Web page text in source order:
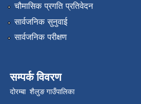
चौमासिक प्रगति प्रतिवेदन
सार्वजनिक सुनुवाई
सार्वजनिक परीक्षण
सम्पर्क विवरण
दोरम्बा शैलुङ गाउँपालिका